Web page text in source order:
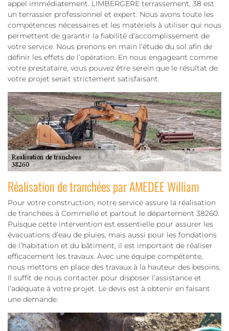
appel immédiatement. LIMBERGERE terrassement, 38 est
un terrassier professionnel et expert. Nous avons toute les
compétences nécessaires et les matériels à utiliser qui nous
permettent de garantir la fiabilité d’accomplissement de
votre service. Nous prenons en main l’étude du sol afin de
définir les effets de l’opération. En nous engageant comme
votre prestataire, vous pouvez être serein que le résultat de
votre projet serait strictement satisfaisant.
Réalisation de tranchées par AMEDEE William
Pour votre construction, notre service assure la réalisation
de tranchées à Commelle et partout le département 38260.
Puisque cette intervention est essentielle pour assurer les
évacuations d’eau de pluies, mais aussi pour les fondations
de l’habitation et du bâtiment, il est important de réaliser
efficacement les travaux. Avec une équipe compétente,
nous mettons en place des travaux à la hauteur des besoins.
Il suffit de nous contacter pour disposer l’assistance et
l’adéquate à votre projet. Le devis est à obtenir en faisant
une demande.